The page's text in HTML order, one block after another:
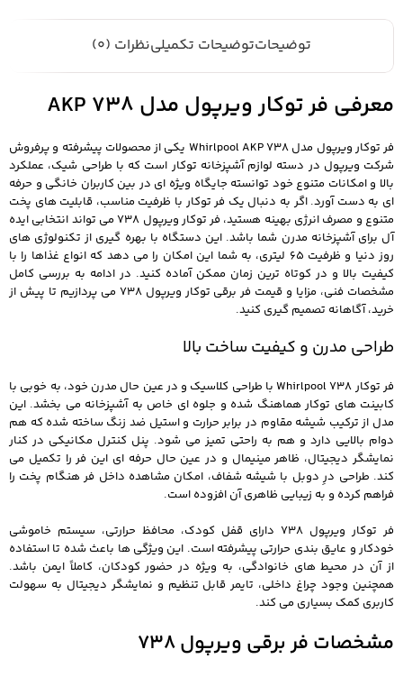
توضیحاتتوضیحات تکمیلینظرات (0)
معرفی فر توکار ویرپول مدل AKP 738
فر توکار ویرپول مدل Whirlpool AKP 738 یکی از محصولات پیشرفته و پرفروش
شرکت ویرپول در دسته لوازم آشپزخانه توکار است که با طراحی شیک، عملکرد
بالا و امکانات متنوع خود توانسته جایگاه ویژه ای در بین کاربران خانگی و حرفه
ای به دست آورد. اگر به دنبال یک فر توکار با ظرفیت مناسب، قابلیت های پخت
متنوع و مصرف انرژی بهینه هستید، فر توکار ویرپول 738 می تواند انتخابی ایده
آل برای آشپزخانه مدرن شما باشد. این دستگاه با بهره گیری از تکنولوژی های
روز دنیا و ظرفیت 65 لیتری، به شما این امکان را می دهد که انواع غذاها را با
کیفیت بالا و در کوتاه ترین زمان ممکن آماده کنید. در ادامه به بررسی کامل
مشخصات فنی، مزایا و قیمت فر برقی توکار ویرپول 738 می پردازیم تا پیش از
خرید، آگاهانه تصمیم گیری کنید.
طراحی مدرن و کیفیت ساخت بالا
فر توکار Whirlpool 738 با طراحی کلاسیک و در عین حال مدرن خود، به خوبی با
کابینت های توکار هماهنگ شده و جلوه ای خاص به آشپزخانه می بخشد. این
مدل از ترکیب شیشه مقاوم در برابر حرارت و استیل ضد زنگ ساخته شده که هم
دوام بالایی دارد و هم به راحتی تمیز می شود. پنل کنترل مکانیکی در کنار
نمایشگر دیجیتال، ظاهر مینیمال و در عین حال حرفه ای این فر را تکمیل می
کند. طراحی درِ دوبل با شیشه شفاف، امکان مشاهده داخل فر هنگام پخت را
فراهم کرده و به زیبایی ظاهری آن افزوده است.
فر توکار ویرپول 738 دارای قفل کودک، محافظ حرارتی، سیستم خاموشی
خودکار و عایق بندی حرارتی پیشرفته است. این ویژگی ها باعث شده تا استفاده
از آن در محیط های خانوادگی، به ویژه در حضور کودکان، کاملاً ایمن باشد.
همچنین وجود چراغ داخلی، تایمر قابل تنظیم و نمایشگر دیجیتال به سهولت
کاربری کمک بسیاری می کند.
مشخصات فر برقی ویرپول 738